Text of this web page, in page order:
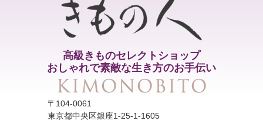
高級きものセレクトショップ
おしゃれで素敵な生き方のお手伝い
〒104-0061
東京都中央区銀座1-25-1-1605